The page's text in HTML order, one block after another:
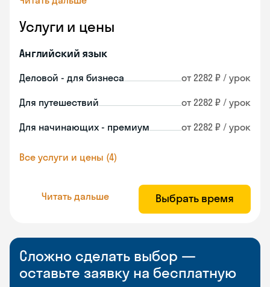
Услуги и цены
Английский язык
Деловой - для бизнеса от 2282 ₽ / урок
Для путешествий от 2282 ₽ / урок
Для начинающих - премиум от 2282 ₽ / урок
Все услуги и цены (4)
Читать дальше Выбрать время
Сложно сделать выбор —
оставьте заявку на бесплатную